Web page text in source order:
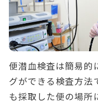
便潜血検査は簡易的
グができる検査方法
も採取した便の場所